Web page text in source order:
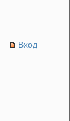
Вход